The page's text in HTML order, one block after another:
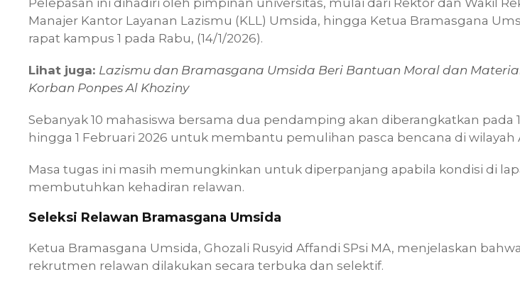
Manajer Kantor Layanan Lazismu (KLL) Umsida, hingga Ketua Bramasgana
rapat kampus 1 pada Rabu, (14/1/2026).
Lihat juga: Lazismu dan Bramasgana Umsida Beri Bantuan Moral dan
Korban Ponpes Al Khoziny
Sebanyak 10 mahasiswa bersama dua pendamping akan diberangkatkan pada
hingga 1 Februari 2026 untuk membantu pemulihan pasca bencana di wilayah
Masa tugas ini masih memungkinkan untuk diperpanjang apabila kondisi di
membutuhkan kehadiran relawan.
Seleksi Relawan Bramasgana Umsida
Ketua Bramasgana Umsida, Ghozali Rusyid Affandi SPsi MA, menjelaskan
rekrutmen relawan dilakukan secara terbuka dan selektif.